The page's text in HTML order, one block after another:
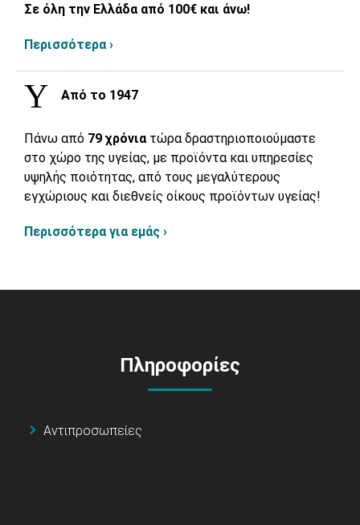
Σε όλη την Ελλάδα από 100€ και άνω!
Περισσότερα ›
Από το 1947
Πάνω από 79 χρόνια τώρα δραστηριοποιούμαστε
στο χώρο της υγείας, με προϊόντα και υπηρεσίες
υψηλής ποιότητας, από τους μεγαλύτερους
εγχώριους και διεθνείς οίκους προϊόντων υγείας!
Περισσότερα για εμάς ›
Πληροφορίες
Αντιπροσωπείες